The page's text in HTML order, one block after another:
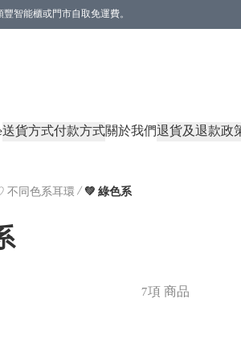
智能櫃或門市自取免運費。
送貨方式付款方式關於我們退貨及退款政
不同色系耳環 /💚 綠色系
7項 商品